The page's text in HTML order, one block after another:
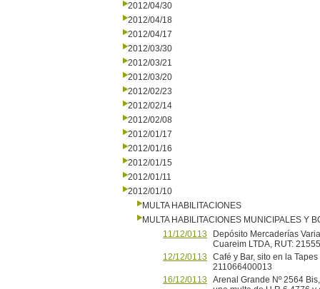
2012/04/30
2012/04/18
2012/04/17
2012/03/30
2012/03/21
2012/03/20
2012/02/23
2012/02/14
2012/02/08
2012/01/17
2012/01/16
2012/01/15
2012/01/11
2012/01/10
MULTA HABILITACIONES
MULTA HABILITACIONES MUNICIPALES Y
11/12/0113
Depósito Mercaderías
Cuareim LTDA, RUT:
12/12/0113
Café y Bar, sito en la
211066400013
16/12/0113
Arenal Grande Nº 2564